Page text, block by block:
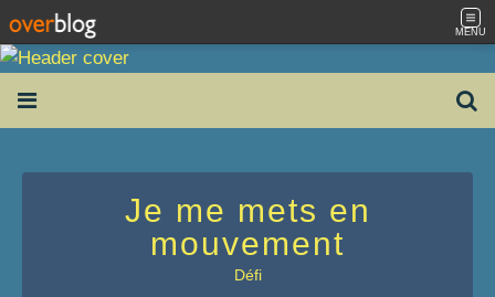
MENU
Je me mets en
mouvement
Défi